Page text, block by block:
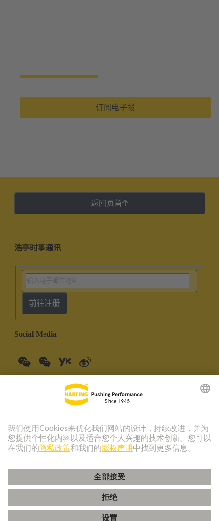
订阅电子报
返回页首
浩亭时事通讯
前往注册
Social Media
© 浩亭技术集团 | 浩亭 (珠海) 制造有限公司 珠海市创新四路19
3510室 联系电话：+86 21 3418 9758， +86 400 176 1166
版本说明隐私政策Cookie 政策Cookie 设置隐私政策 - 友盟+
使用条款客户信息中心粤ICP备19078745号-1